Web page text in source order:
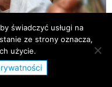
świadczyć usługi na
ze strony oznacza,
użycie.